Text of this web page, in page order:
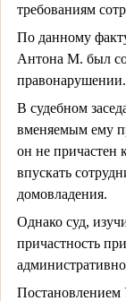
требованиям
По данному
Антона М. был
правонарушении.
В судебном
вменяемым ему
он не причастен
впускать
домовладения.
Однако суд,
причастность
Постановлением